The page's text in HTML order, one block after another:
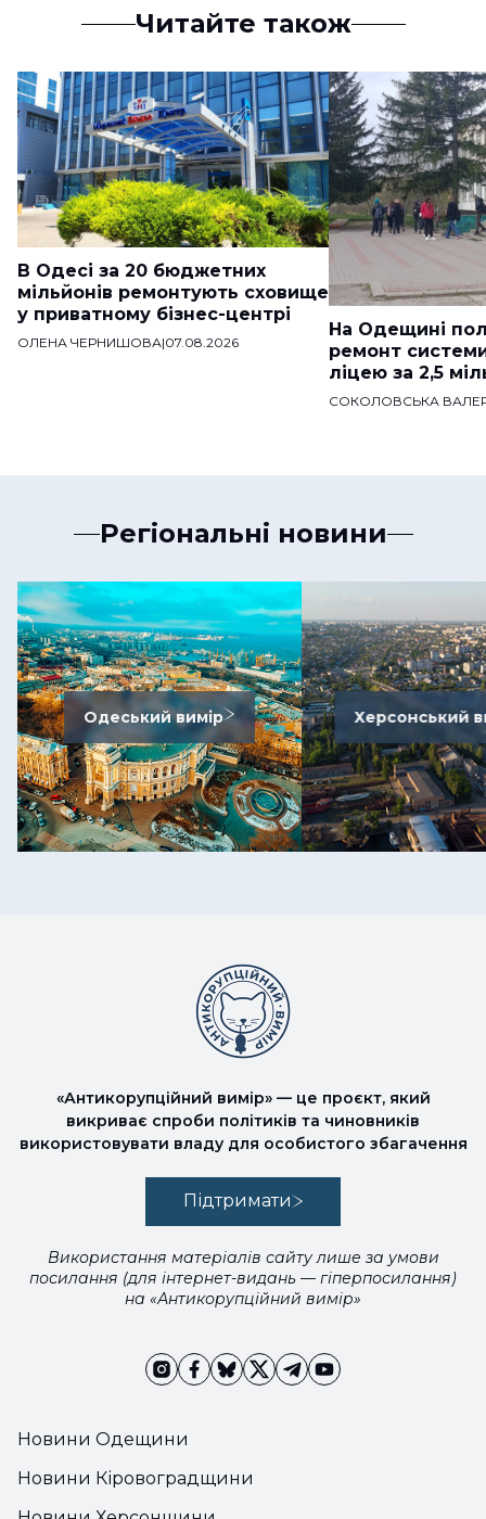
Читайте також
В Одесі за 20 бюджетних
мільйонів ремонтують сховище
у приватному бізнес-центрі
ОЛЕНА ЧЕРНИШОВА|07.08.2026
На Одещині
ремонт
ліцею за 2,5
СОКОЛОВСЬКА
Регіональні новини
Одеський вимір Херсонський
Новини Одещини
Новини Кіровоградщини
«Антикорупційний вимір» — це проєкт, який
викриває спроби політиків та чиновників
використовувати владу для особистого збагачення
Підтримати
Використання матеріалів сайту лише за умови
посилання (для інтернет-видань — гіперпосилання)
на «Антикорупційний вимір»